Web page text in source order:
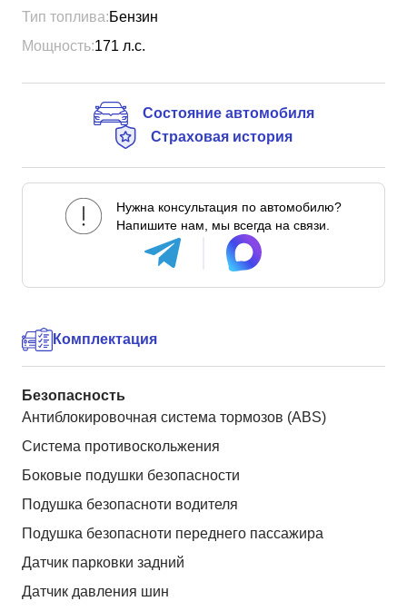
Тип топлива:Бензин
Мощность:171 л.с.
Состояние автомобиля
Страховая история
Нужна консультация по автомобилю?
Напишите нам, мы всегда на связи.
Комплектация
Безопасность
Антиблокировочная система тормозов (ABS)
Система противоскольжения
Боковые подушки безопасности
Подушка безопасноти водителя
Подушка безопасноти переднего пассажира
Датчик парковки задний
Датчик давления шин